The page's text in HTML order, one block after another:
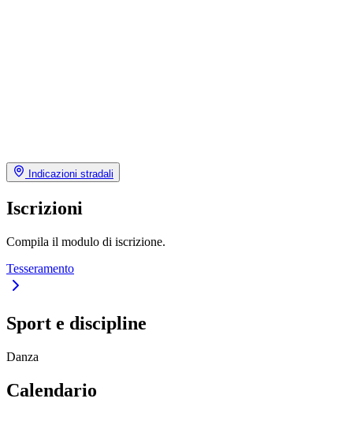
Indicazioni stradali
Iscrizioni
Compila il modulo di iscrizione.
Tesseramento
Sport e discipline
Danza
Calendario